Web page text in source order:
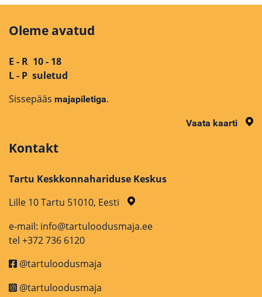
Oleme avatud
E - R 10 - 18
L - P suletud
Sissepääs majapiletiga.
Vaata kaarti
Kontakt
Tartu Keskkonnahariduse Keskus
Lille 10 Tartu 51010, Eesti
e-mail: info@tartuloodusmaja.ee
tel +372 736 6120
@tartuloodusmaja
@tartuloodusmaja